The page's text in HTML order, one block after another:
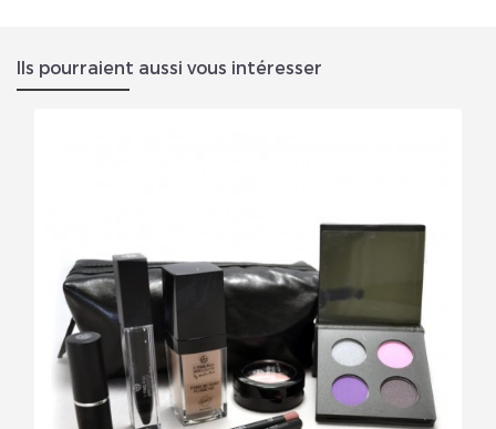
Ils pourraient aussi vous intéresser